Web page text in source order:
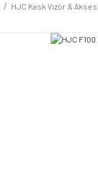
HJC Kask Vizör &